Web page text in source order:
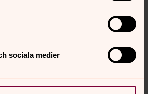
sociala medier